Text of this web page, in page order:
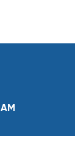
Trị: Thí
chuẩn bị